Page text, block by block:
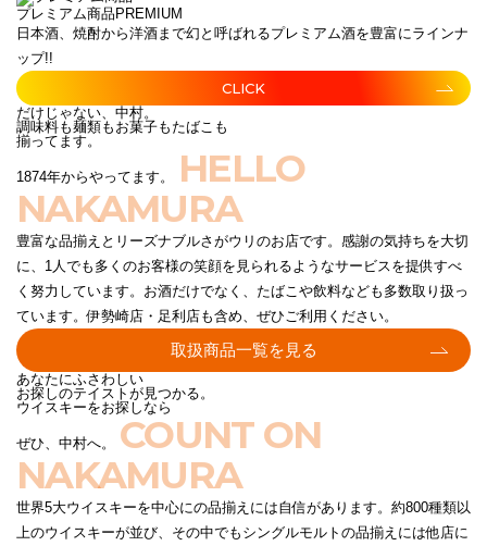
プレミアム商品 PREMIUM
日本酒、焼酎から洋酒まで幻と呼ばれるプレミアム酒を豊富にラインナ
ップ!!
CLICK
だけじゃない、中村。
調味料も麺類もお菓子もたばこも
揃ってます。
1874年からやってます。
HELLO
NAKAMURA
豊富な品揃えとリーズナブルさがウリのお店です。感謝の気持ちを大切
に、1人でも多くのお客様の笑顔を見られるようなサービスを提供すべ
く努力しています。お酒だけでなく、たばこや飲料なども多数取り扱っ
ています。伊勢崎店・足利店も含め、ぜひご利用ください。
取扱商品一覧を見る
あなたにふさわしい
お探しのテイストが見つかる。
ウイスキーをお探しなら
ぜひ、中村へ。 COUNT ON
NAKAMURA
世界5大ウイスキーを中心にの品揃えには自信があります。約800種類以
上のウイスキーが並び、その中でもシングルモルトの品揃えには他店に